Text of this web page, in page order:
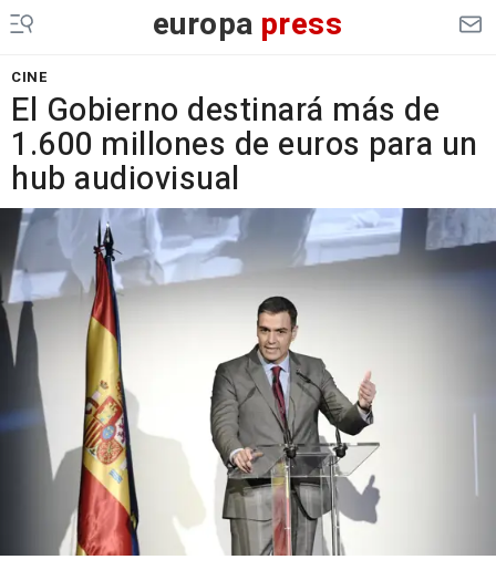
europa press
CINE
El Gobierno destinará más de
1.600 millones de euros para un
hub audiovisual